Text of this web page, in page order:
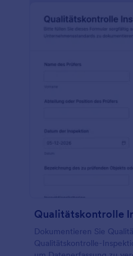
Qualitätskontrolle
Dokumentieren Sie
Qualitätskontrolle-